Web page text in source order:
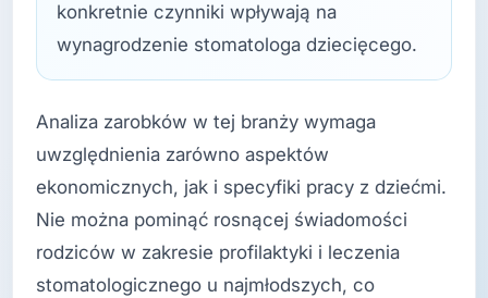
konkretnie czynniki wpływają na
wynagrodzenie stomatologa dziecięcego.
Analiza zarobków w tej branży wymaga
uwzględnienia zarówno aspektów
ekonomicznych, jak i specyfiki pracy z dziećmi.
Nie można pominąć rosnącej świadomości
rodziców w zakresie profilaktyki i leczenia
stomatologicznego u najmłodszych, co